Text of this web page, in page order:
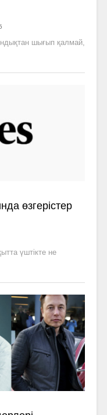
шығып қалмай,
өзгерістер
үштікте не